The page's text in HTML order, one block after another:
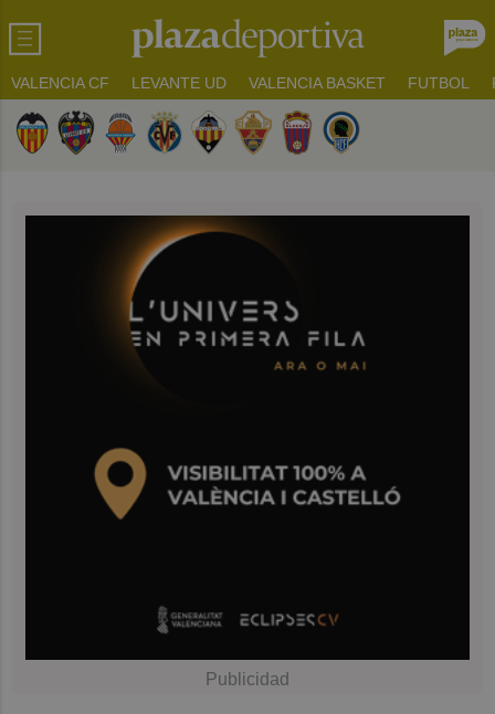
VALENCIA CF LEVANTE UD VALENCIA BASKET FUTBOL